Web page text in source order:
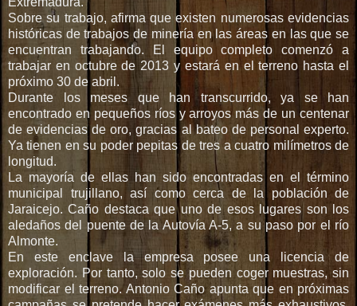
c
h
i
c
/
v
i
a
j
a
r
-
c
o
m
e
r
/
2
Sobre su trabajo, afirma que existen numerosas evidencias
históricas de trabajos de minería en las áreas en las que se
encuentran trabajando. El equipo completo comenzó a
trabajar en octubre de 2013 y estará en el terreno hasta el
próximo 30 de abril.
Durante los meses que han transcurrido, ya se han
encontrado en pequeños ríos y arroyos más de un centenar
de evidencias de oro, gracias al bateo de personal experto.
Ya tienen en su poder pepitas de tres a cuatro milímetros de
longitud.
La mayoría de ellas han sido encontradas en el término
municipal trujillano, así como cerca de la población de
Jaraicejo. Caño destaca que uno de esos lugares son los
aledaños del puente de la Autovía A-5, a su paso por el río
Almonte.
En este enclave la empresa posee una licencia de
exploración. Por tanto, solo se pueden coger muestras, sin
modificar el terreno. Antonio Caño apunta que en próximas